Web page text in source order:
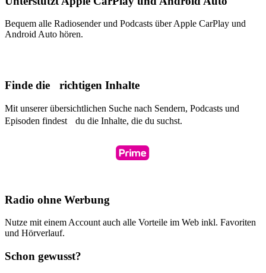
Bequem alle Radiosender und Podcasts über Apple CarPlay und
Android Auto hören.
Finde die richtigen Inhalte
Mit unserer übersichtlichen Suche nach Sendern, Podcasts und
Episoden findest du die Inhalte, die du suchst.
Radio ohne Werbung
Nutze mit einem Account auch alle Vorteile im Web inkl. Favoriten
und Hörverlauf.
Schon gewusst?